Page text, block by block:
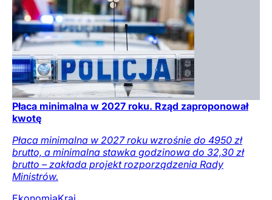
Płaca minimalna w 2027 roku. Rząd zaproponował
kwotę
Płaca minimalna w 2027 roku wzrośnie do 4950 zł
brutto, a minimalna stawka godzinowa do 32,30 zł
brutto – zakłada projekt rozporządzenia Rady
Ministrów.